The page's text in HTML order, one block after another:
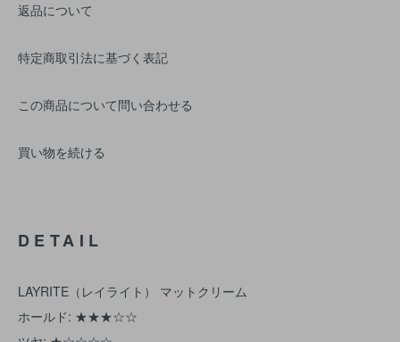
返品について
特定商取引法に基づく表記
この商品について問い合わせる
買い物を続ける
DETAIL
LAYRITE（レイライト） マットクリーム
ホールド: ★★★☆☆